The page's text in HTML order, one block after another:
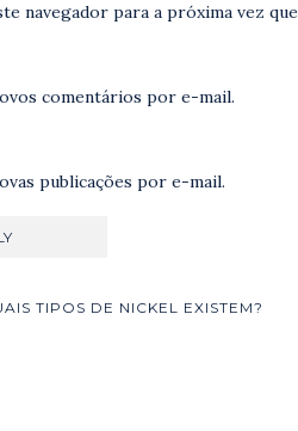
navegador para a próxima vez
comentários por e-mail.
publicações por e-mail.
TIPOS DE NICKEL EXISTEM?